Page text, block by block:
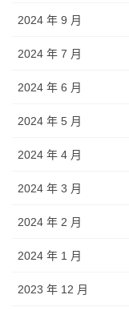
2024 年 9 月
2024 年 7 月
2024 年 6 月
2024 年 5 月
2024 年 4 月
2024 年 3 月
2024 年 2 月
2024 年 1 月
2023 年 12 月